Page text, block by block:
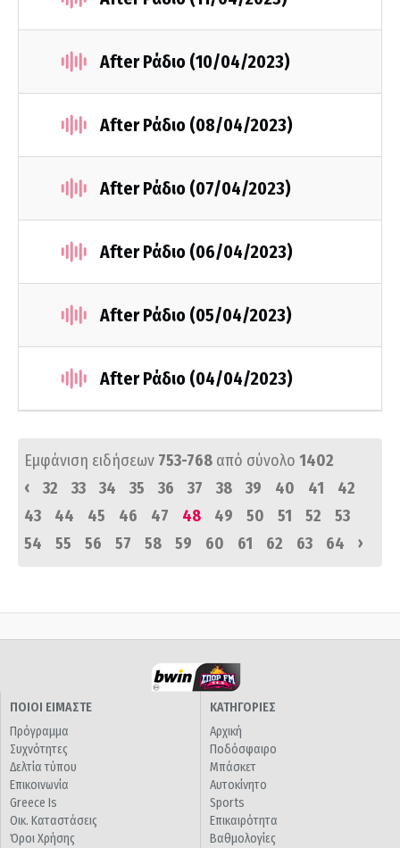
After Ράδιο (10/04/2023)
After Ράδιο (08/04/2023)
After Ράδιο (07/04/2023)
After Ράδιο (06/04/2023)
After Ράδιο (05/04/2023)
After Ράδιο (04/04/2023)
Εμφάνιση ειδήσεων 753-768 από σύνολο 1402
‹
32 33 34 35 36 37 38 39 40 41
42
43
44 45 46 47 48 49 50 51 52
53
54
55 56 57 58 59 60 61 62 63 64 ›
ΠΟΙΟΙ ΕΙΜΑΣΤΕ
Πρόγραμμα
Συχνότητες
Δελτία τύπου
Επικοινωνία
Greece Is
Οικ. Καταστάσεις
Όροι Χρήσης
ΚΑΤΗΓΟΡΙΕΣ
Αρχική
Ποδόσφαιρο
Μπάσκετ
Αυτοκίνητο
Sports
Επικαιρότητα
Βαθμολογίες